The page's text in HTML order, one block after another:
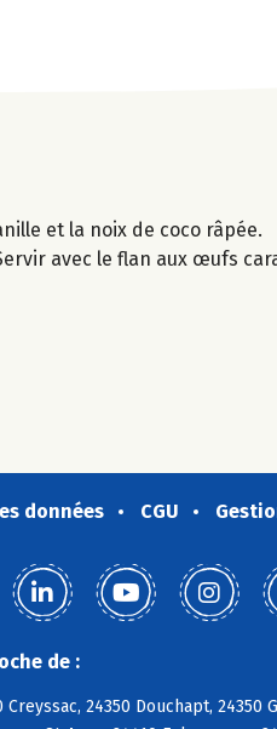
et la noix de coco râpée.
avec le flan aux œufs
données CGU
de :
24350 Douchapt,